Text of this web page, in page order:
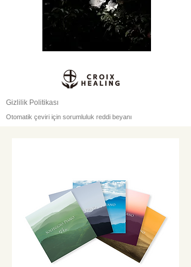
Gizlilik Politikası
Otomatik çeviri için sorumluluk reddi beyanı